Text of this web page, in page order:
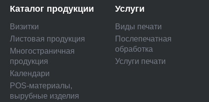
Каталог продукции
Визитки
Листовая продукция
Многостраничная
продукция
Календари
POS-материалы,
вырубные изделия
Услуги
Виды печати
Послепечатная
обработка
Услуги печати